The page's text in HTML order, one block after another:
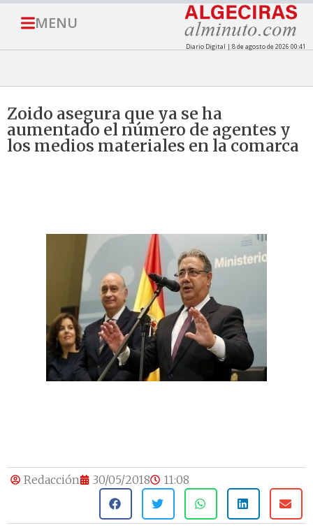
MENU
Diario Digital | 8 de agosto de 2026 00:41
Zoido asegura que ya se ha
aumentado el número de agentes y
los medios materiales en la comarca
Redacción 30/05/2018 11:08